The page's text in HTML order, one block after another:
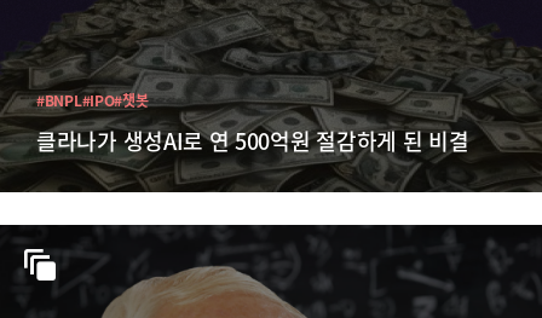
클라나가 생성AI로 연 500억원 절감하게 된 비결
#BNPL#IPO#챗봇